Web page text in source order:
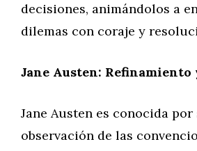
decisiones, animándolos a
dilemas con coraje y
Jane Austen: Refinamiento
Jane Austen es conocida
observación de las